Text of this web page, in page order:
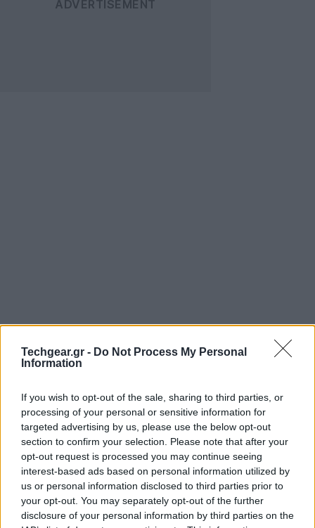
Techgear.gr - Do Not Process My Personal
Information
If you wish to opt-out of the sale, sharing to third parties, or
processing of your personal or sensitive information for
targeted advertising by us, please use the below opt-out
section to confirm your selection. Please note that after your
opt-out request is processed you may continue seeing
interest-based ads based on personal information utilized by
us or personal information disclosed to third parties prior to
your opt-out. You may separately opt-out of the further
disclosure of your personal information by third parties on the
Μία νέα εξαιρετικά ενδιαφέρουσα πατέντα
κατοχύρωσε μόλις η Microsoftγια το επόμενης
γενιάςXboxπου υπόσχεται να επεκτείνει την
εμπειρία του παιχνιδιού έξω από τα όρια της
τηλεόρασης του χρήστη και συγκεκριμένα σε όλο το
δωμάτιο του!